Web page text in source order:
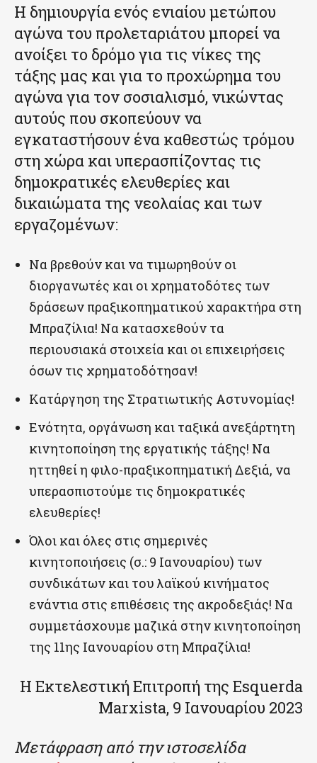
Η δημιουργία ενός ενιαίου μετώπου
αγώνα του προλεταριάτου μπορεί να
ανοίξει το δρόμο για τις νίκες της
τάξης μας και για το προχώρημα του
αγώνα για τον σοσιαλισμό, νικώντας
αυτούς που σκοπεύουν να
εγκαταστήσουν ένα καθεστώς τρόμου
στη χώρα και υπερασπίζοντας τις
δημοκρατικές ελευθερίες και
δικαιώματα της νεολαίας και των
εργαζομένων:
Να βρεθούν και να τιμωρηθούν οι
διοργανωτές και οι χρηματοδότες των
δράσεων πραξικοπηματικού χαρακτήρα στη
Μπραζίλια! Να κατασχεθούν τα
περιουσιακά στοιχεία και οι επιχειρήσεις
όσων τις χρηματοδότησαν!
Κατάργηση της Στρατιωτικής Αστυνομίας!
Ενότητα, οργάνωση και ταξικά ανεξάρτητη
κινητοποίηση της εργατικής τάξης! Να
ηττηθεί η φιλο-πραξικοπηματική Δεξιά, να
υπερασπιστούμε τις δημοκρατικές
ελευθερίες!
Όλοι και όλες στις σημερινές
κινητοποιήσεις (σ.: 9 Ιανουαρίου) των
συνδικάτων και του λαϊκού κινήματος
ενάντια στις επιθέσεις της ακροδεξιάς! Να
συμμετάσχουμε μαζικά στην κινητοποίηση
της 11ης Ιανουαρίου στη Μπραζίλια!
Η Εκτελεστική Επιτροπή της Esquerda
Marxista, 9 Ιανουαρίου 2023
Μετάφραση από την ιστοσελίδα